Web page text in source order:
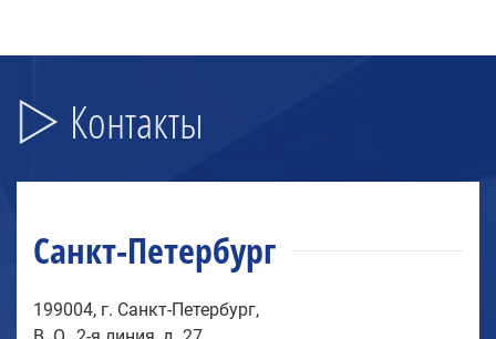
Контакты
Санкт-Петербург
199004, г. Санкт-Петербург,